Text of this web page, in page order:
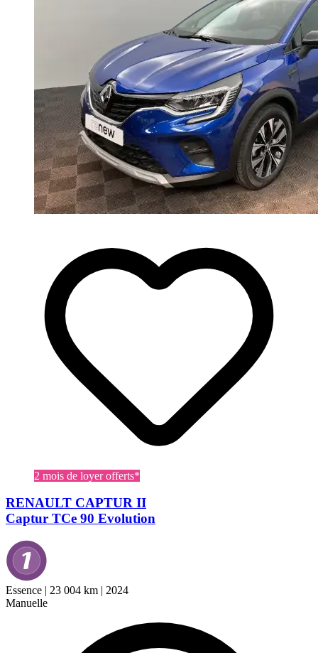
2 mois de loyer offerts*
RENAULT CAPTUR II
Captur TCe 90 Evolution
Essence | 23 004 km | 2024
Manuelle